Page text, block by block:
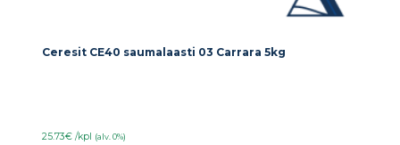
Ceresit CE40 saumalaasti 03 Carrara 5kg
25.73€ /kpl (alv. 0%)